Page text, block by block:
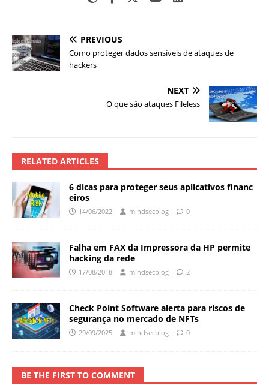
PREVIOUS
Como proteger dados sensíveis de ataques de
hackers
NEXT
O que são ataques Fileless
RELATED ARTICLES
6 dicas para proteger seus aplicativos financ
eiros
14/06/2022 mindsecblog 0
Falha em FAX da Impressora da HP permite
hacking da rede
17/08/2018 mindsecblog 2
Check Point Software alerta para riscos de
segurança no mercado de NFTs
29/09/2025 mindsecblog 0
BE THE FIRST TO COMMENT